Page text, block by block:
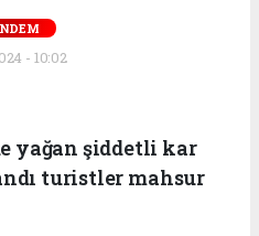
- 10:02
yağan şiddetli kar
turistler mahsur